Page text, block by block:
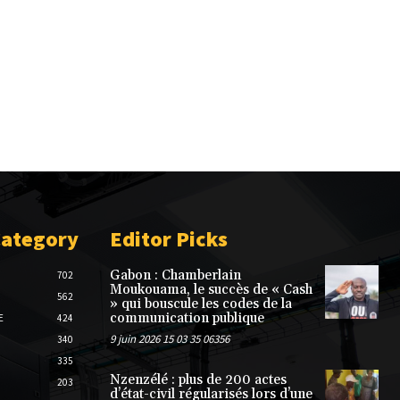
702
562
424
340
335
203
Editor Picks
Gabon : Chamberlain
Moukouama, le succès de « Cash
» qui bouscule les codes de la
communication publique
9 juin 2026 15 03 35 06356
Nzenzélé : plus de 200 actes
d’état-civil régularisés lors d’une